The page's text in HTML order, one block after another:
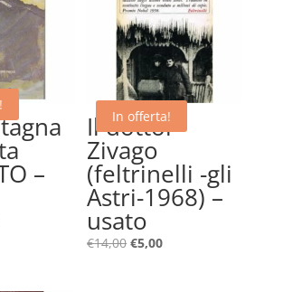
–
In offerta!
Il dottor
Zivago
(feltrinelli -gli
Astri-1968) –
usato
€14,00 Il
€5,00Il